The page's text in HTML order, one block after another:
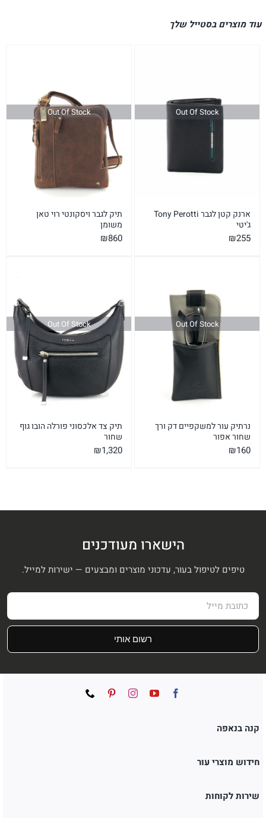
עוד מוצרים בסטייל שלך
Out Of Stock
ארנק קטן לגבר Tony Perotti
ג'יטי
₪255
Out Of Stock
תיק לגבר ויסקונטי רוי טאן
משומן
₪860
Out Of Stock
נרתיק עור למשקפיים דק ורך
שחור אפור
₪160
Out Of Stock
תיק צד אלכסוני פורלה הובו גוף
שחור
₪1,320
הישארו מעודכנים
טיפים לטיפול בעור, עדכוני מוצרים ומבצעים — ישירות למייל.
רשום אותי
קנה בנאפה
חידוש מוצרי עור
שירות לקוחות